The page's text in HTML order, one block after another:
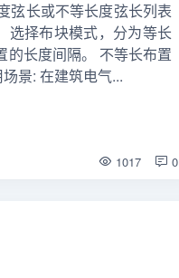
弦长或不等长度弦长列表
选择布块模式，分为等长
的长度间隔。 不等长布置
景: 在建筑电气...
1017 0